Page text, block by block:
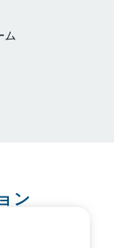
ム
ン